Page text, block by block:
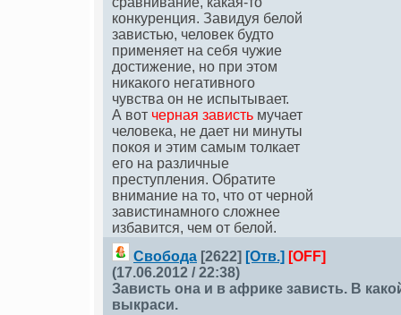
конкуренция. Завидуя белой
завистью, человек будто
применяет на себя чужие
достижение, но при этом
никакого негативного
чувства он не испытывает.
А вот черная зависть мучает
человека, не дает ни минуты
покоя и этим самым толкает
его на различные
преступления. Обратите
внимание на то, что от черной
завистинамного сложнее
избавится, чем от белой.
Свобода [2622] [Отв.] [OFF]
(17.06.2012 / 22:38)
Зависть она и в африке зависть. В
выкраси.